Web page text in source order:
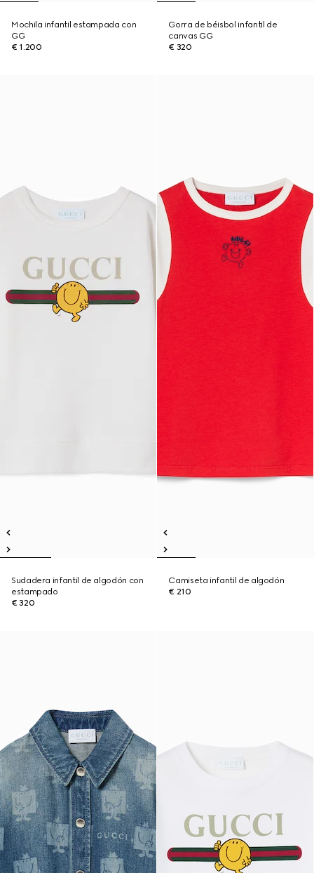
Mochila infantil estampada con
GG
€ 1.200
Gorra de béisbol infantil de
canvas GG
€ 320
Sudadera infantil de algodón con
estampado
€ 320
Camiseta infantil de algodón
€ 210